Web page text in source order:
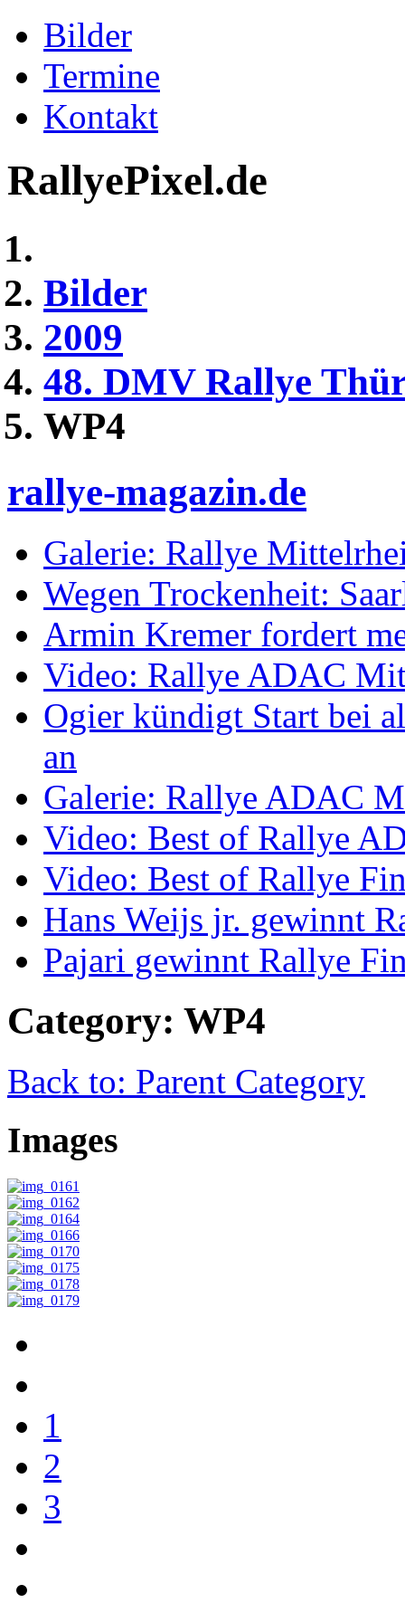
Bilder
Termine
Kontakt
RallyePixel.de
Bilder
2009
48. DMV Rallye
WP4
rallye-magazin.de
Galerie: Rallye
Wegen Trockenheit:
Armin Kremer fordert
Video: Rallye ADAC
Ogier kündigt Start bei
an
Galerie: Rallye ADAC
Video: Best of Rallye
Video: Best of Rallye
Hans Weijs jr. gewinnt
Pajari gewinnt Rallye
Category: WP4
Back to: Parent Category
Images
1
2
3